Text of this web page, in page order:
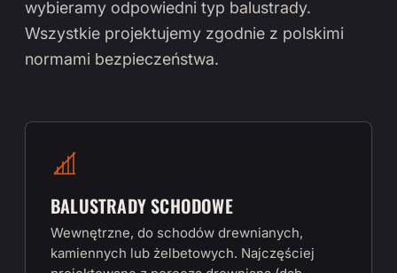
wybieramy odpowiedni typ balustrady.
Wszystkie projektujemy zgodnie z polskimi
normami bezpieczeństwa.
BALUSTRADY SCHODOWE
Wewnętrzne, do schodów drewnianych,
kamiennych lub żelbetowych. Najczęściej